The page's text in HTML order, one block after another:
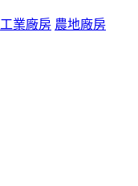
工業廠房 農地廠房